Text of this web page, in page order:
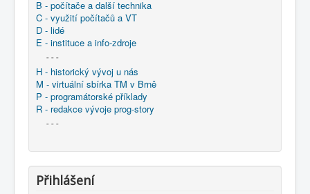
B - počítače a další technika
C - využití počítačů a VT
D - lidé
E - instituce a info-zdroje
- - -
H - historický vývoj u nás
M - virtuální sbírka TM v Brně
P - programátorské příklady
R - redakce vývoje prog-story
- - -
Přihlášení